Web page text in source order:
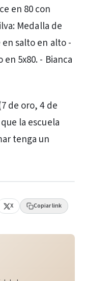
en 80 con
Medalla de
salto en alto -
5x80. - Bianca
de oro, 4 de
la escuela
tenga un
X Copiar link